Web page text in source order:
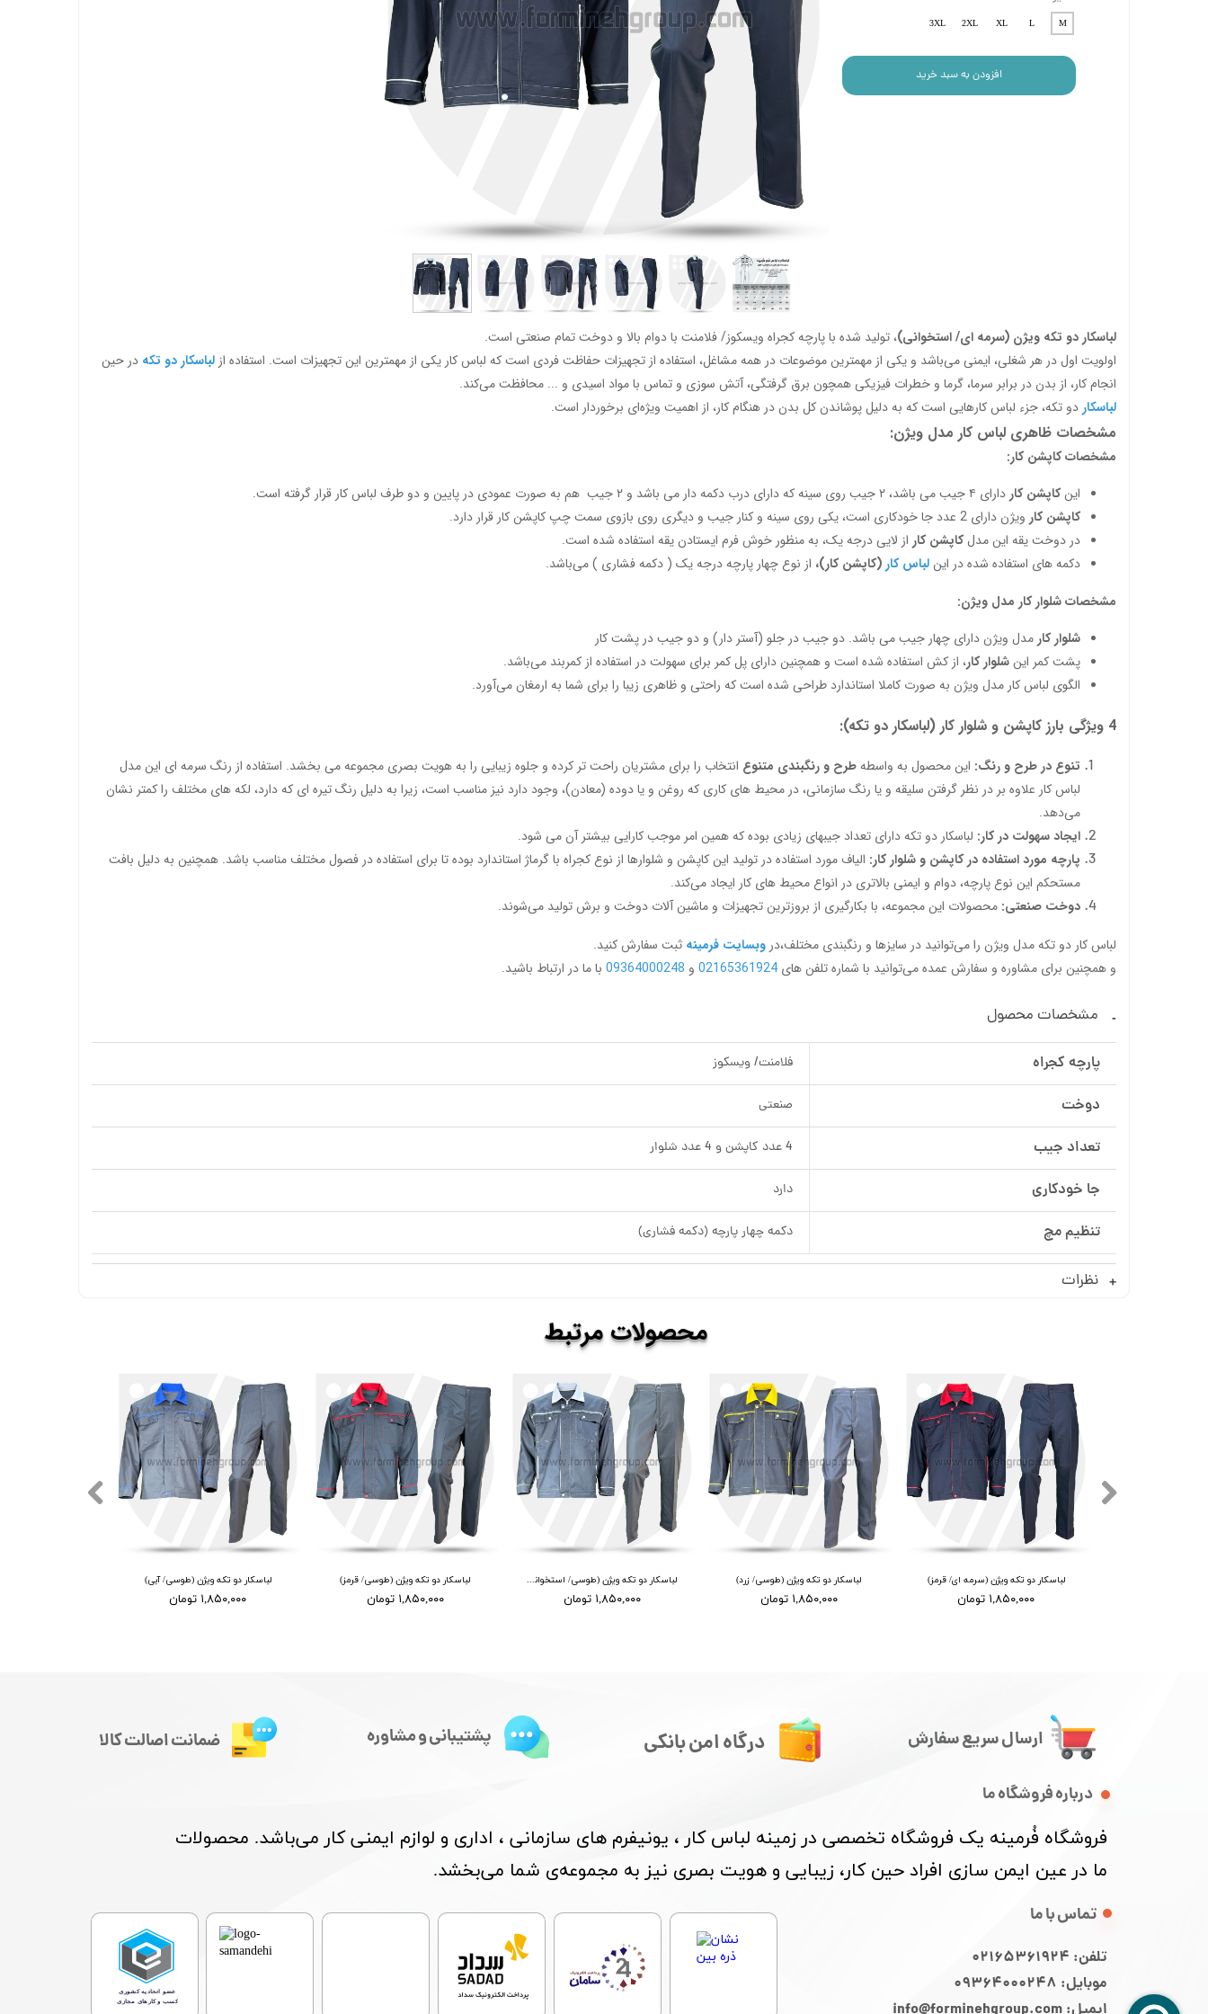
M
L
XL
2XL
3XL
افزودن به سبد خرید
لباسکار دو تکه ویژن (سرمه ای/ استخوانی)، تولید شده با پارچه کجراه ویسکوز/ فلامنت با دوام بالا و دوخت تمام صنعتی است.
اولویت اول در هر شغلی، ایمنی می‌باشد و یکی از مهمترین موضوعات در همه مشاغل، استفاده از تجهیزات حفاظت فردی است که لباس کار یکی از مهمترین این تجهیزات است. استفاده از لباسکار دو تکه در حین
انجام کار، از بدن در برابر سرما، گرما و خطرات فیزیکی همچون برق گرفتگی، آتش سوزی و تماس با مواد اسیدی و ... محافظت می‌کند.
لباسکار دو تکه، جزء لباس کارهایی است که به دلیل پوشاندن کل بدن در هنگام کار، از اهمیت ویژه‌ای برخوردار است.
مشخصات ظاهری لباس کار مدل ویژن:
مشخصات کاپشن کار:
اینکاپشن کار دارای ۴ جیب می باشد، ۲ جیب روی سینه که دارای درب دکمه دار می باشد و ۲ جیب هم به صورت عمودی در پایین و دو طرف لباس کار قرار گرفته است.
کاپشن کار ویژن دارای 2 عدد جا خودکاری است، یکی روی سینه و کنار جیب و دیگری روی بازوی سمت چپ کاپشن کار قرار دارد.
در دوخت یقه این مدلکاپشن کار از لایی درجه یک، به منظور خوش فرم ایستادن یقه استفاده شده است.
دکمه های استفاده شده در اینلباس کار (کاپشن کار)، از نوع چهار پارچه درجه یک ( دکمه فشاری ) می‌باشد.
مشخصات شلوار کار مدل ویژن:
شلوار کار مدل ویژن دارای چهار جیب می باشد. دو جیب در جلو (آستر دار) و دو جیب در پشت کار
پشت کمر اینشلوار کار، از کش استفاده شده است و همچنین دارای پل کمر برای سهولت در استفاده از کمربند می‌باشد.
الگوی لباس کار مدل ویژن به صورت کاملا استاندارد طراحی شده است که راحتی و ظاهری زیبا را برای شما به ارمغان می‌آورد.
4 ویژگی بارز کاپشن و شلوار کار (لباسکار دو تکه):
تنوع در طرح و رنگ: این محصول به واسطهطرح و رنگبندی متنوع انتخاب را برای مشتریان راحت تر کرده و جلوه زیبایی را به هویت بصری مجموعهمی بخشد. استفاده از رنگ سرمه ای این مدل
لباس کار علاوه بر در نظر گرفتن سلیقه و یا رنگ سازمانی، در محیط های کاری که روغن و یا دوده (معادن)، وجود دارد نیز مناسب است، زیرا به دلیل رنگ تیره ای که دارد، لکه های مختلف را کمتر نشان
می‌دهد.
ایجاد سهولت در کار: لباسکار دو تکه دارای تعداد جیبهای زیادی بوده که همین امر موجب کارایی بیشتر آن می‌ شود.
پارچه مورد استفاده در کاپشن و شلوار کار: الیاف مورد استفاده در تولید این کاپشن و شلوارها از نوع کجراه با گرماژ استاندارد بوده تا برای استفاده در فصول مختلف مناسب باشد. همچنین به دلیل بافت
مستحکم این نوع پارچه، دوام و ایمنی بالاتری در انواع محیط های کار ایجاد می‌کند.
دوخت صنعتی: محصولات این مجموعه، با بکارگیری از بروزترین تجهیزات و ماشین آلات دوخت و برش تولید می‌شوند.
لباس کار دو تکه مدل ویژن را می‌توانید در سایزها و رنگبندی مختلف،در وبسایت فرمینه ثبت سفارش کنید.
و همچنین برای مشاوره و سفارش عمده می‌توانید با شماره تلفن های 02165361924 و 09364000248 با ما در ارتباط باشید.
مشخصات محصول
پارچه کجراه فلامنت/ ویسکوز
دوخت صنعتی
تعداد جیب 4 عدد کاپشن و 4 عدد شلوار
جا خودکاری دارد
تنظیم مچ دکمه چهار پارچه (دکمه فشاری)
نظرات
لباسکار دو تکه ویژن (طوسی/ آبی)
۱,۸۵۰,۰۰۰ تومان
لباسکار دو تکه ویژن (طوسی/ قرمز)
۱,۸۵۰,۰۰۰ تومان
لباسکار دو تکه ویژن (طوسی/ استخوانی)
۱,۸۵۰,۰۰۰ تومان
لباسکار دو تکه ویژن (طوسی/ زرد)
۱,۸۵۰,۰۰۰ تومان
لباسکار دو تکه ویژن (سرمه ای/ قرمز)
۱,۸۵۰,۰۰۰ تومان
​​محصولاتمرتبط
ارسال سریع سفارش
درباره فروشگاه ما
​فروشگاه فُرمینه یک فروشگاه تخصصی در زمینه لباس کار ، یونیفرم های سازمانی ، اداری و لوازم ایمنی کار می‌باشد. محصولات
ما در عین ایمن سازی افراد حین کار، زیبایی و هویت بصری نیز به مجموعه‌ی شما می‌بخشد.
تماس با ما
تلفن: 02165361924
موبایل: 09364000248
درگاه امن بانکی پشتیبانی و مشاوره ضمانت اصالت کالا